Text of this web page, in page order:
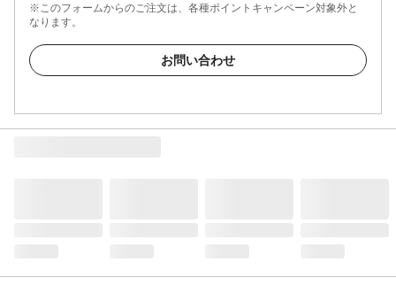
※このフォームからのご注文は、各種ポイントキャンペーン対象外と
なります。
お問い合わせ